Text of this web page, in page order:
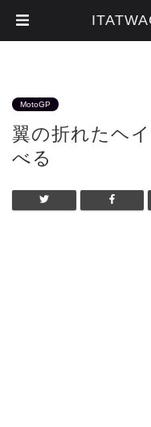
MotoGP
翼の折れたヘ
べる